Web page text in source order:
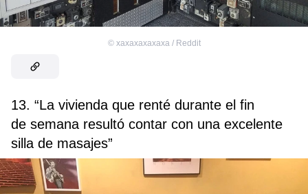
© xaxaxaxaxaxa / Reddit
13. “La vivienda que renté durante el fin
de semana resultó contar con una excelente
silla de masajes”